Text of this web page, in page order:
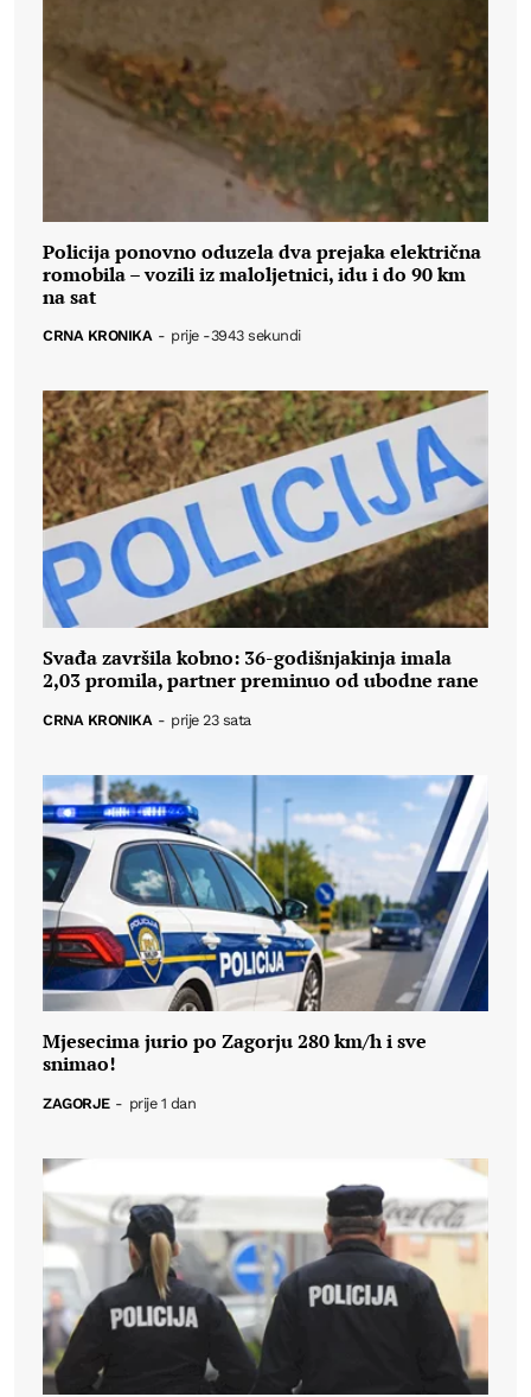
Policija ponovno oduzela dva prejaka električna
romobila – vozili iz maloljetnici, idu i do 90 km
na sat
CRNA KRONIKA - prije -3943 sekundi
Svađa završila kobno: 36-godišnjakinja imala
2,03 promila, partner preminuo od ubodne rane
CRNA KRONIKA - prije 23 sata
Mjesecima jurio po Zagorju 280 km/h i sve
snimao!
ZAGORJE - prije 1 dan